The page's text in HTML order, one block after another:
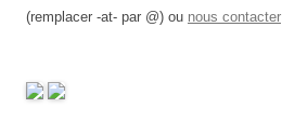
(remplacer -at- par @) ou nous contacter